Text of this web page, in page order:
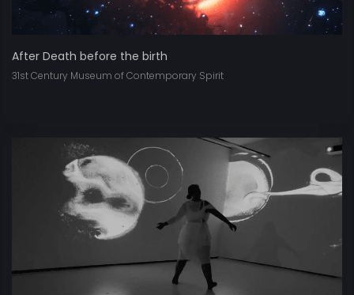
After Death before the birth
31st Century Museum of Contemporary Spirit